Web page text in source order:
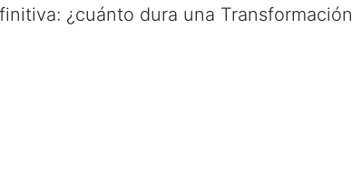
¿cuánto dura una Transformación